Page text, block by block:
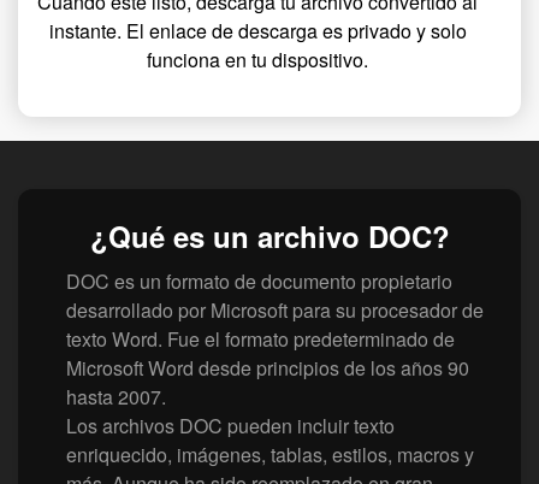
instante. El enlace de descarga es privado y solo
funciona en tu dispositivo.
¿Qué es un archivo DOC?
DOC es un formato de documento propietario
desarrollado por Microsoft para su procesador de
texto Word. Fue el formato predeterminado de
Microsoft Word desde principios de los años 90
hasta 2007.
Los archivos DOC pueden incluir texto
enriquecido, imágenes, tablas, estilos, macros y